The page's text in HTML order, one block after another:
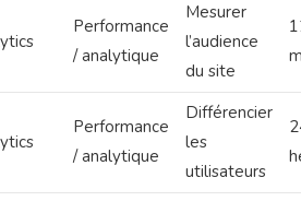
Performance
/ analytique
Mesurer
l’audience
du site
Performance
/ analytique
Différencier
les
utilisateurs